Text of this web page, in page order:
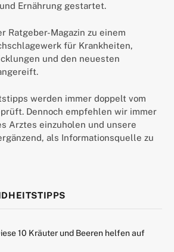
Ernährung gestartet.
Ratgeber-Magazin zu einem
für Krankheiten,
und den neuesten
werden immer doppelt vom
Dennoch empfehlen wir immer
Arztes einzuholen und unsere
als Informationsquelle zu
10 Kräuter und Beeren helfen auf